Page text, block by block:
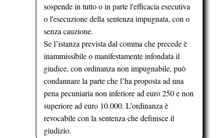
sospende in tutto o in parte l'efficacia esecutiva
o l'esecuzione della sentenza impugnata, con o
senza cauzione.
Se l’istanza prevista dal comma che precede è
inammissibile o manifestamente infondata il
giudice, con ordinanza non impugnabile, può
condannare la parte che l’ha proposta ad una
pena pecuniaria non inferiore ad euro 250 e non
superiore ad euro 10.000. L’ordinanza è
revocabile con la sentenza che definisce il
giudizio.